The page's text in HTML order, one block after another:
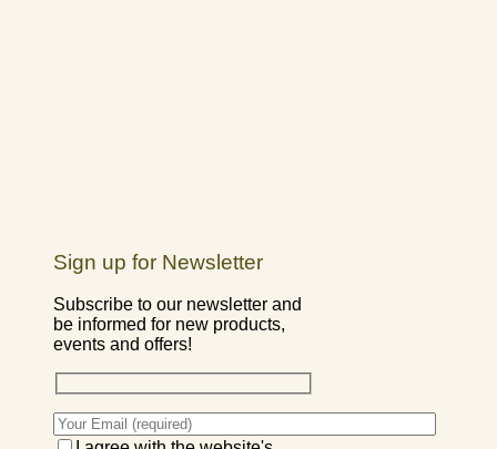
Sign up for Newsletter
Subscribe to our newsletter and
be informed for new products,
events and offers!